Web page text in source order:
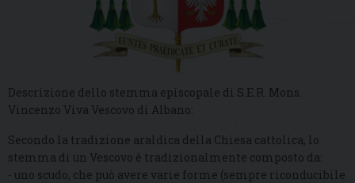
Descrizione dello stemma episcopale di S.E.R. Mons.
Vincenzo Viva Vescovo di Albano:
Secondo la tradizione araldica della Chiesa cattolica, lo
stemma di un Vescovo è tradizionalmente composto da:
- uno scudo, che può avere varie forme (sempre riconducibile